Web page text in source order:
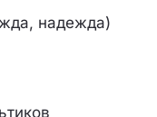
надежда)